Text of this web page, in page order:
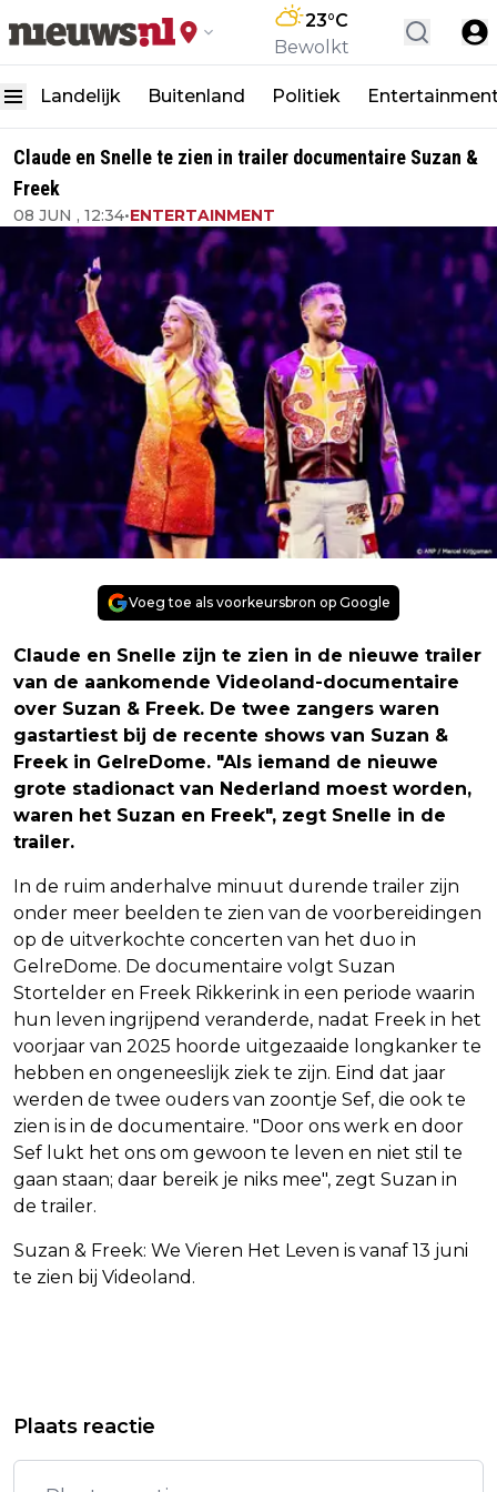
23°C
Bewolkt
Landelijk Buitenland Politiek
Claude en Snelle te zien in trailer documentaire Suzan &
Freek
08 JUN , 12:34•ENTERTAINMENT
Voeg toe als voorkeursbron op Google
Claude en Snelle zijn te zien in de nieuwe trailer
van de aankomende Videoland-documentaire
over Suzan & Freek. De twee zangers waren
gastartiest bij de recente shows van Suzan &
Freek in GelreDome. "Als iemand de nieuwe
grote stadionact van Nederland moest worden,
waren het Suzan en Freek", zegt Snelle in de
trailer.
In de ruim anderhalve minuut durende trailer zijn
onder meer beelden te zien van de voorbereidingen
op de uitverkochte concerten van het duo in
GelreDome. De documentaire volgt Suzan
Stortelder en Freek Rikkerink in een periode waarin
hun leven ingrijpend veranderde, nadat Freek in het
voorjaar van 2025 hoorde uitgezaaide longkanker te
hebben en ongeneeslijk ziek te zijn. Eind dat jaar
werden de twee ouders van zoontje Sef, die ook te
zien is in de documentaire. "Door ons werk en door
Sef lukt het ons om gewoon te leven en niet stil te
gaan staan; daar bereik je niks mee", zegt Suzan in
de trailer.
Suzan & Freek: We Vieren Het Leven is vanaf 13 juni
te zien bij Videoland.
NAAST SPANJE, FRANKRIJK EN
TIENTALLEN DODEN NA AARDBEVING
IN ZUIDEN VAN DE FILIPIJNEN
Plaats reactie